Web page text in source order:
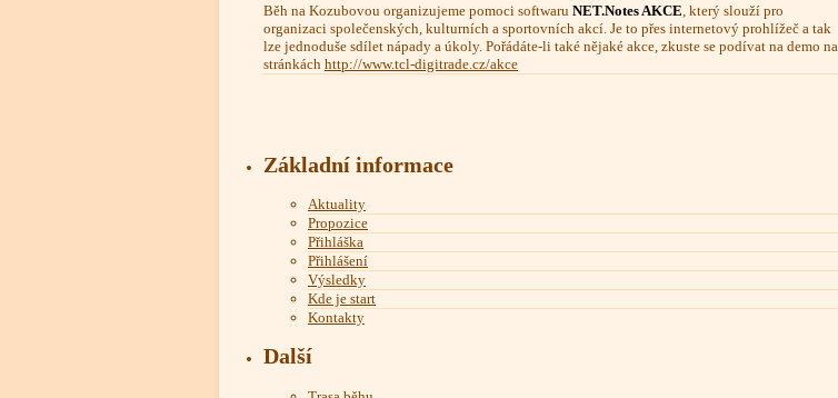
Běh na Kozubovou organizujeme pomoci softwaru NET.Notes AKCE , který slouží pro
organizaci společenských, kulturních a sportovních akcí. Je to přes internetový prohlížeč a tak
lze jednoduše sdílet nápady a úkoly. Pořádáte-li také nějaké akce, zkuste se podívat na demo na
stránkách http://www.tcl-digitrade.cz/akce
Základní informace
Aktuality
Propozice
Přihláška
Přihlášení
Výsledky
Kde je start
Kontakty
Další